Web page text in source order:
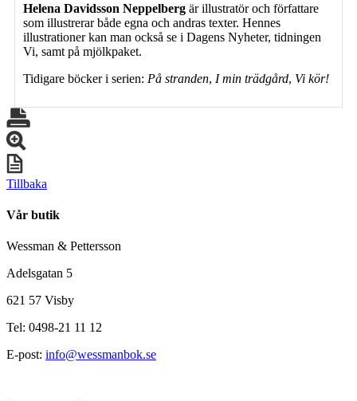
Helena Davidsson Neppelberg är illustratör och författare
som illustrerar både egna och andras texter. Hennes
illustrationer kan man också se i Dagens Nyheter, tidningen
Vi, samt på mjölkpaket.
Tidigare böcker i serien: På stranden, I min trädgård, Vi kör!
Tillbaka
Vår butik
Wessman & Pettersson
Adelsgatan 5
621 57 Visby
Tel: 0498-21 11 12
E-post: info@wessmanbok.se